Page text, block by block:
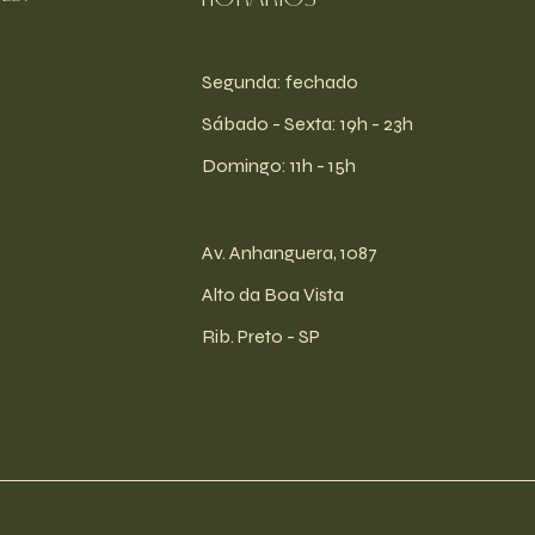
Segunda: fechado
​​Sábado - Sexta: 19h - 23h
​Domingo: 11h - 15h
Av. Anhanguera, 1087
Alto da Boa Vista
Rib. Preto - SP